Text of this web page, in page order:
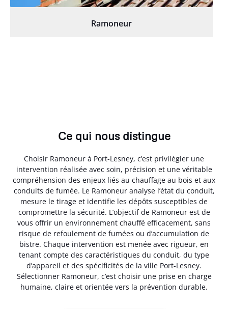
Ramoneur
Ce qui nous distingue
Choisir Ramoneur à Port-Lesney, c’est privilégier une
intervention réalisée avec soin, précision et une véritable
compréhension des enjeux liés au chauffage au bois et aux
conduits de fumée. Le Ramoneur analyse l’état du conduit,
mesure le tirage et identifie les dépôts susceptibles de
compromettre la sécurité. L’objectif de Ramoneur est de
vous offrir un environnement chauffé efficacement, sans
risque de refoulement de fumées ou d’accumulation de
bistre. Chaque intervention est menée avec rigueur, en
tenant compte des caractéristiques du conduit, du type
d’appareil et des spécificités de la ville Port-Lesney.
Sélectionner Ramoneur, c’est choisir une prise en charge
humaine, claire et orientée vers la prévention durable.